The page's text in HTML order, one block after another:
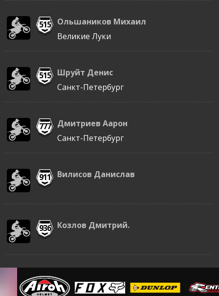
515
Ольшаников Михаил
Великие Луки
515
Шруйт Денис
Санкт-Петербург
777
Дмитриев Аарон
Санкт-Петербург
911 Вилисов Данислав
936 Козлов Дмитрий.